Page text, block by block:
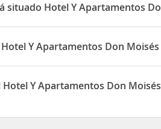
situado Hotel Y Apartamentos
Don Moisés está situado
Y Apartamentos Don
Apartamentos Don Moisés permite
Hotel Y Apartamentos Don